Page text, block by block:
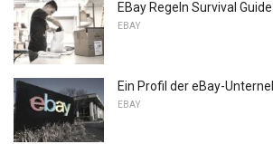
EBay Regeln Survival
EBAY
Ein Profil der eBay-
EBAY